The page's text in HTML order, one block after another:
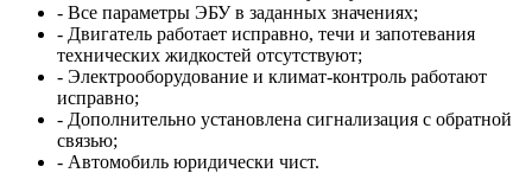
- Все параметры ЭБУ в заданных значениях;
- Двигатель работает исправно, течи и запотевания
технических жидкостей отсутствуют;
- Электрооборудование и климат-контроль работают
исправно;
- Дополнительно установлена сигнализация с обратной
связью;
- Автомобиль юридически чист.